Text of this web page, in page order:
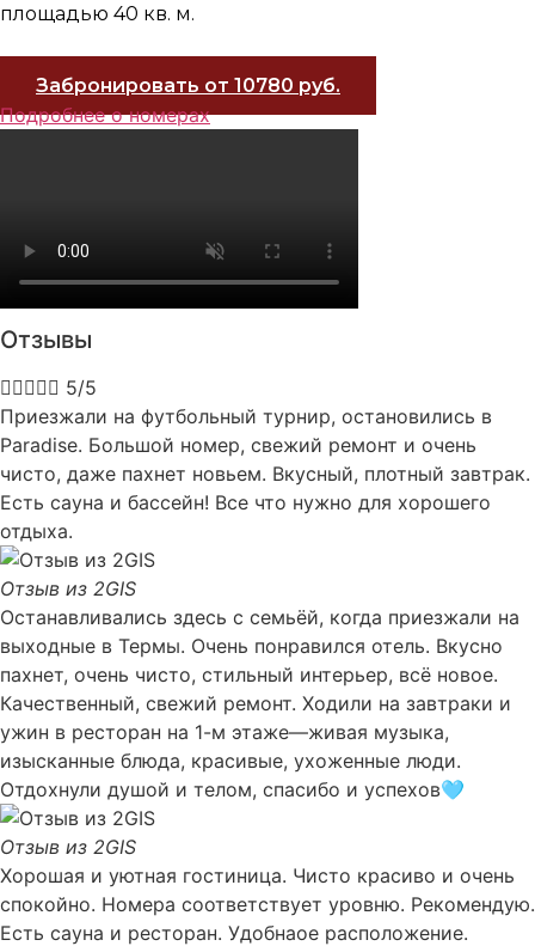
площадью 40 кв. м.
Забронировать от 10780 руб.
Подробнее о номерах
Отзывы
 5/5
Приезжали на футбольный турнир, остановились в
Paradise. Большой номер, свежий ремонт и очень
чисто, даже пахнет новьем. Вкусный, плотный завтрак.
Есть сауна и бассейн! Все что нужно для хорошего
отдыха.
Отзыв из 2GIS
Останавливались здесь с семьёй, когда приезжали на
выходные в Термы. Очень понравился отель. Вкусно
пахнет, очень чисто, стильный интерьер, всё новое.
Качественный, свежий ремонт. Ходили на завтраки и
ужин в ресторан на 1-м этаже—живая музыка,
изысканные блюда, красивые, ухоженные люди.
Отдохнули душой и телом, спасибо и успехов🩵
Отзыв из 2GIS
Хорошая и уютная гостиница. Чисто красиво и очень
спокойно. Номера соответствует уровню. Рекомендую.
Есть сауна и ресторан. Удобнаое расположение.